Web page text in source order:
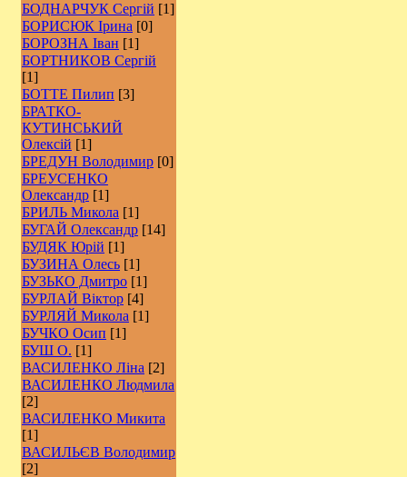
БОДНАРЧУК Сергій [1]
БОРИСЮК Ірина [0]
БОРОЗНА Іван [1]
БОРТНИКОВ Сергій
[1]
БОТТЕ Пилип [3]
БРАТКО-
КУТИНСЬКИЙ
Олексій [1]
БРЕДУН Володимир [0]
БРЕУСЕНКО
Олександр [1]
БРИЛЬ Микола [1]
БУГАЙ Олександр [14]
БУДЯК Юрій [1]
БУЗИНА Олесь [1]
БУЗЬКО Дмитро [1]
БУРЛАЙ Віктор [4]
БУРЛЯЙ Микола [1]
БУЧКО Осип [1]
БУШ О. [1]
ВАСИЛЕНКО Ліна [2]
ВАСИЛЕНКО Людмила
[2]
ВАСИЛЕНКО Микита
[1]
ВАСИЛЬЄВ Володимир
[2]